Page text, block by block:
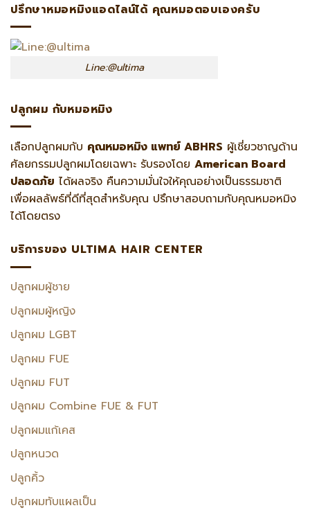
ปรึกษาหมอหมิงแอดไลน์ได้ คุณหมอตอบเองครับ
Line:@ultima
ปลูกผม กับหมอหมิง
เลือกปลูกผมกับ คุณหมอหมิง แพทย์ ABHRS ผู้เชี่ยวชาญด้าน
ศัลยกรรมปลูกผมโดยเฉพาะ รับรองโดย American Board
ปลอดภัย ได้ผลจริง คืนความมั่นใจให้คุณอย่างเป็นธรรมชาติ
เพื่อผลลัพธ์ที่ดีที่สุดสำหรับคุณ ปรึกษาสอบถามกับคุณหมอหมิง
ได้โดยตรง
บริการของ ULTIMA HAIR CENTER
ปลูกผมผู้ชาย
ปลูกผมผู้หญิง
ปลูกผม LGBT
ปลูกผม FUE
ปลูกผม FUT
ปลูกผม Combine FUE & FUT
ปลูกผมแก้เคส
ปลูกหนวด
ปลูกคิ้ว
ปลูกผมทับแผลเป็น